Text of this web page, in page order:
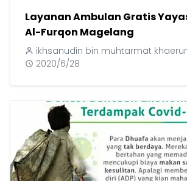
Layanan Ambulan Gratis
Al-Furqon Magelang
ikhsanudin bin muhtarmat
2020/6/28